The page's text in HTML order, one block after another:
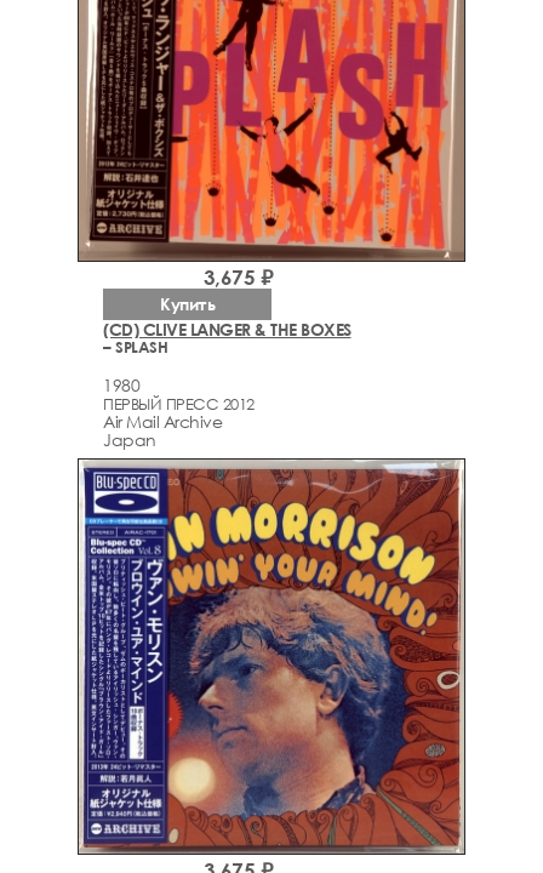
(CD) CLIVE LANGER & THE BOXES
– SPLASH
1980
ПЕРВЫЙ ПРЕСС 2012
Air Mail Archive
Japan
3,675 ₽
Купить